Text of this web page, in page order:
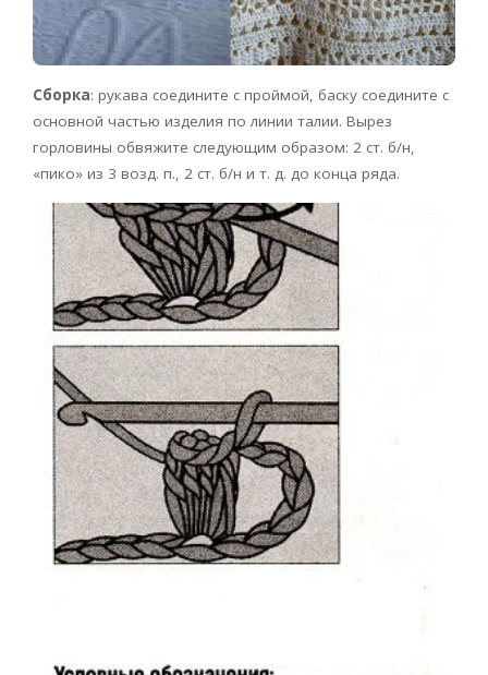
Сборка: рукава соедините с проймой, баску соедините с
основной частью изделия по линии талии. Вырез
горловины обвяжите следующим образом: 2 ст. б/н,
«пико» из 3 возд. п., 2 ст. б/н и т. д. до конца ряда.